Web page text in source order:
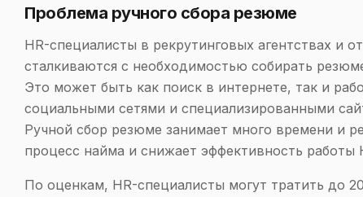
Проблема ручного сбора резюме
HR-специалисты в рекрутинговых агентствах и
сталкиваются с необходимостью собирать
Это может быть как поиск в интернете, так и
социальными сетями и специализированными
Ручной сбор резюме занимает много времени и
процесс найма и снижает эффективность работы
По оценкам, HR-специалисты могут тратить до